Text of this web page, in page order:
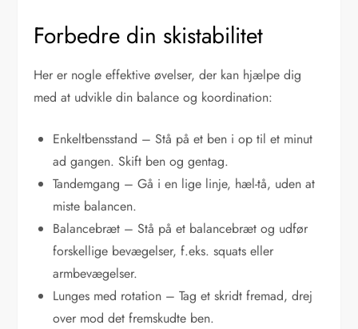
Forbedre din skistabilitet
Her er nogle effektive øvelser, der kan hjælpe dig
med at udvikle din balance og koordination:
Enkeltbensstand – Stå på et ben i op til et minut
ad gangen. Skift ben og gentag.
Tandemgang – Gå i en lige linje, hæl-tå, uden at
miste balancen.
Balancebræt – Stå på et balancebræt og udfør
forskellige bevægelser, f.eks. squats eller
armbevægelser.
Lunges med rotation – Tag et skridt fremad, drej
over mod det fremskudte ben.